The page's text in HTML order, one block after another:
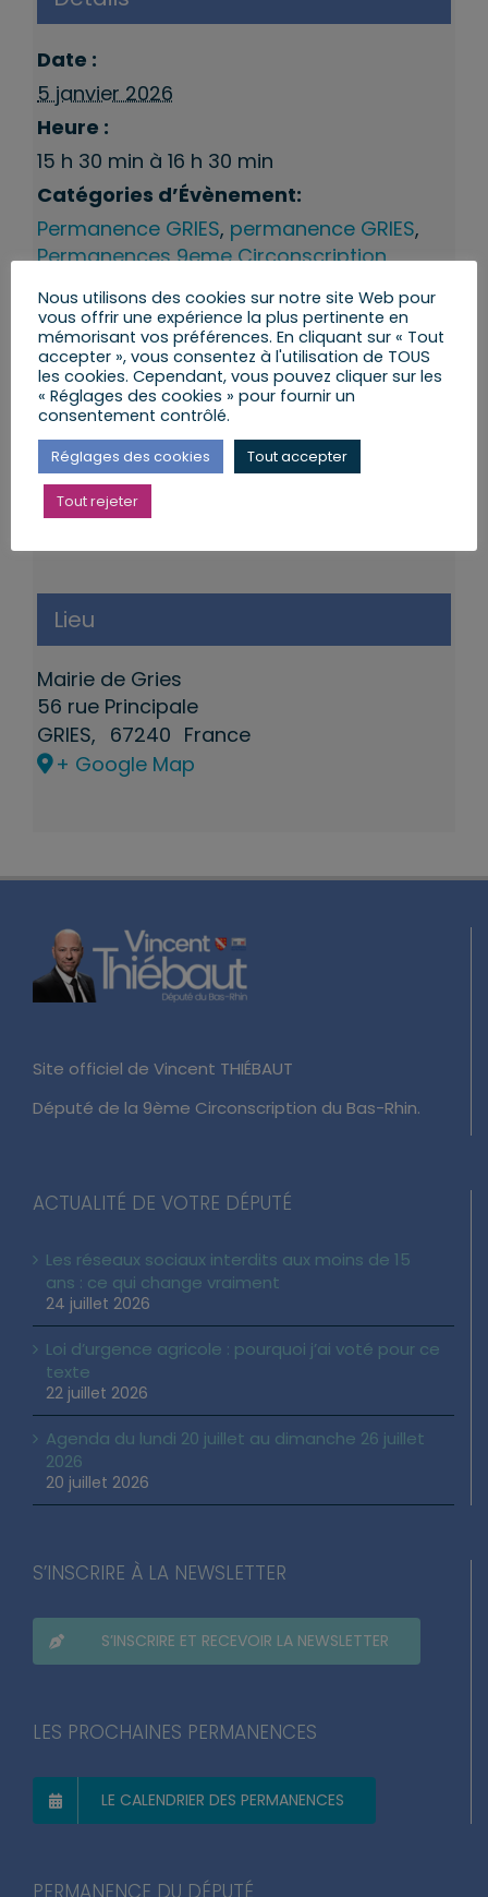
Date :
5 janvier 2026
Heure :
15 h 30 min à 16 h 30 min
Catégories d’Évènement:
Permanence GRIES, permanence GRIES,
Permanences 9eme Circonscription
Lieu
Mairie de Gries
56 rue Principale
GRIES, 67240 France
+ Google Map
Site officiel de Vincent THIÉBAUT
Député de la 9ème Circonscription du Bas-Rhin.
ACTUALITÉ DE VOTRE DÉPUTÉ
Les réseaux sociaux interdits aux moins de 15
ans : ce qui change vraiment
24 juillet 2026
Loi d’urgence agricole : pourquoi j’ai voté pour ce
texte
22 juillet 2026
Agenda du lundi 20 juillet au dimanche 26 juillet
2026
20 juillet 2026
S’INSCRIRE À LA NEWSLETTER
S’INSCRIRE ET RECEVOIR LA NEWSLETTER
LES PROCHAINES PERMANENCES
LE CALENDRIER DES PERMANENCES
PERMANENCE DU DÉPUTÉ
Nous utilisons des cookies sur notre site Web pour
vous offrir une expérience la plus pertinente en
mémorisant vos préférences. En cliquant sur « Tout
accepter », vous consentez à l'utilisation de TOUS
les cookies. Cependant, vous pouvez cliquer sur les
« Réglages des cookies » pour fournir un
consentement contrôlé.
Réglages des cookies Tout accepter
Tout rejeter